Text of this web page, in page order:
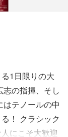
1日限りの大
の指揮、そし
テノールの中
！ クラシック
にこそ大歓迎